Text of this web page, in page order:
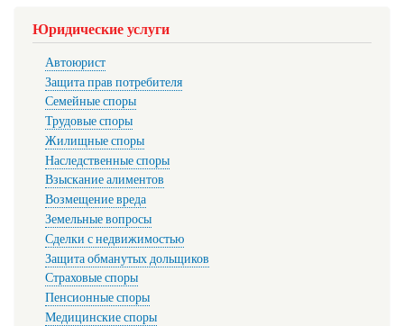
Юридические услуги
Автоюрист
Защита прав потребителя
Семейные споры
Трудовые споры
Жилищные споры
Наследственные споры
Взыскание алиментов
Возмещение вреда
Земельные вопросы
Сделки с недвижимостью
Защита обманутых дольщиков
Страховые споры
Пенсионные споры
Медицинские споры